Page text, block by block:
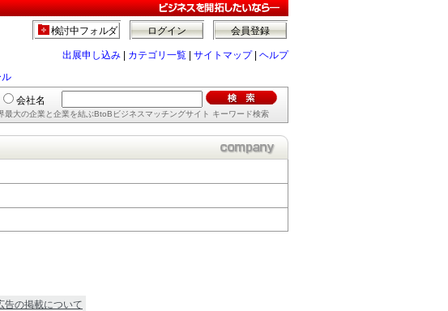
会員登録
ログイン
検討中フォルダ
出展申し込み カテゴリ一覧 サイトマップ| ヘルプ
ル
会社名
最大の企業と企業を結ぶBtoBビジネスマッチングサイト キーワード検索
告の掲載について